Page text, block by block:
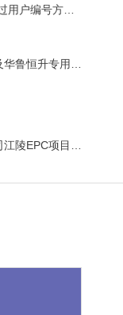
汉丹线新建无线通信GSM-R工程顺利通过用户编号方案审查